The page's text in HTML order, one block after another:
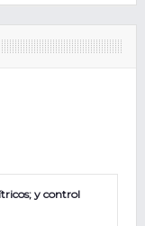
y control